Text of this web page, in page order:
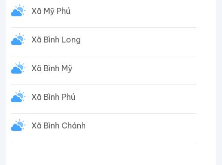
Xã Mỹ Phú
Xã Bình Long
Xã Bình Mỹ
Xã Bình Phú
Xã Bình Chánh